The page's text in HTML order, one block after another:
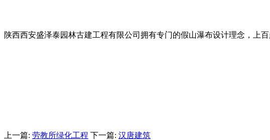
陕西西安盛泽泰园林古建工程有限公司拥有专门的假山瀑布设计理念，上
上一篇: 劳教所绿化工程 下一篇: 汉唐建筑